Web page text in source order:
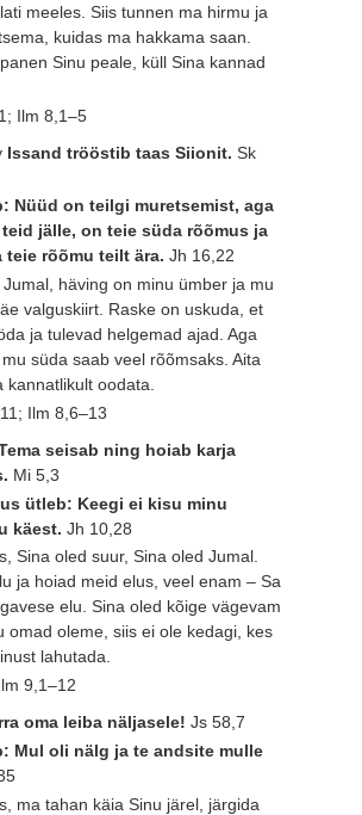
meeles. Siis tunnen ma hirmu ja
kuidas ma hakkama saan.
Sinu peale, küll Sina kannad
Ilm 8,1–5
Issand trööstib taas Siionit.Sk
Nüüd on teilgi muretsemist, aga
jälle, on teie süda rõõmus ja
teie rõõmu teilt ära.Jh 16,22
häving on minu ümber ja mu
valguskiirt. Raske on uskuda, et
ja tulevad helgemad ajad. Aga
süda saab veel rõõmsaks. Aita
kannatlikult oodata.
Ilm 8,6–13
seisab ning hoiab karja
Mi 5,3
ütleb: Keegi ei kisu minu
käest.Jh 10,28
Sina oled suur, Sina oled Jumal.
ja hoiad meid elus, veel enam – Sa
elu. Sina oled kõige vägevam
omad oleme, siis ei ole kedagi, kes
lahutada.
9,1–12
oma leiba näljasele!Js 58,7
Mul oli nälg ja te andsite mulle
ma tahan käia Sinu järel, järgida